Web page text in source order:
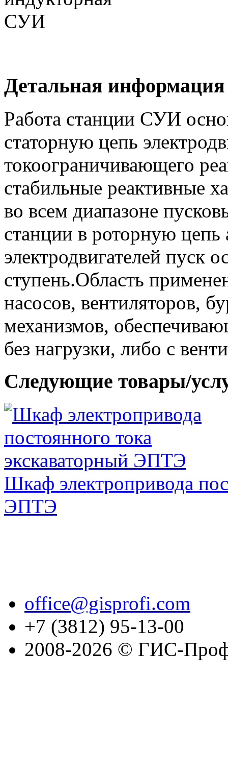
Детальная информация
Работа станции СУИ
статорную цепь
токоограничивающего
стабильные реактивные
во всем диапазоне
станции в роторную
электродвигателей пуск
ступень.Область
насосов, вентиляторов,
механизмов,
без нагрузки, либо с
Следующие товары/
Шкаф электропривода
ЭПТЭ
office@gisprofi.com
+7 (3812) 95-13-00
2008-2026 © ГИС-